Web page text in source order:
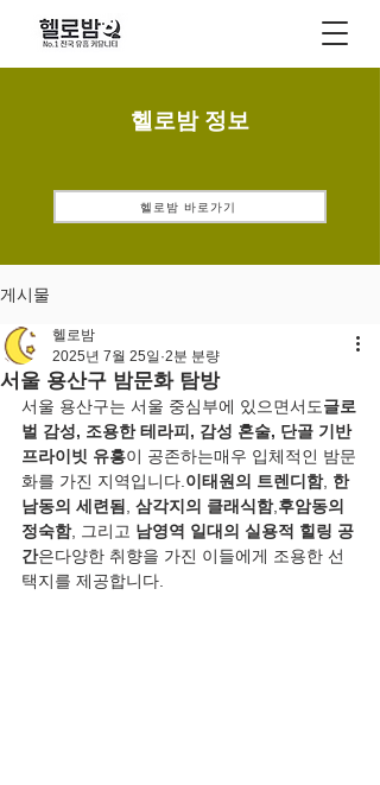
헬로밤 정보
헬로밤 바로가기
게시물
서울 용산구 밤문화 탐방
헬로밤
2025년 7월 25일 2분 분량
서울 용산구는 서울 중심부에 있으면서도글로
벌 감성, 조용한 테라피, 감성 혼술, 단골 기반
프라이빗 유흥이 공존하는매우 입체적인 밤문
화를 가진 지역입니다. 이태원의 트렌디함, 한
남동의 세련됨
삼각지의 클래식함, 후암동의
정숙함, 그리고 남영역 일대의 실용적 힐링 공
간은다양한 취향을 가진 이들에게 조용한 선
택지를 제공합니다.